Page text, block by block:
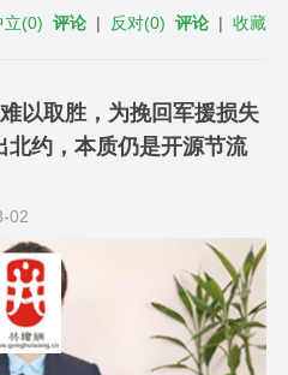
立(0) 评论 | 反对(0) 评论 |收藏
以取胜，为挽回军援损失
北约，本质仍是开源节流
02